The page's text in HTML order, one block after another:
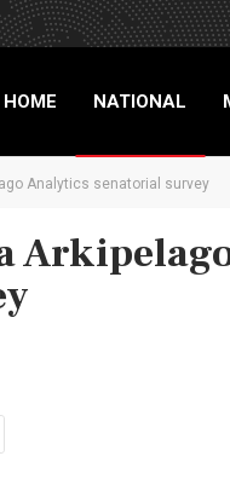
HOME NATIONAL
Analytics senatorial survey